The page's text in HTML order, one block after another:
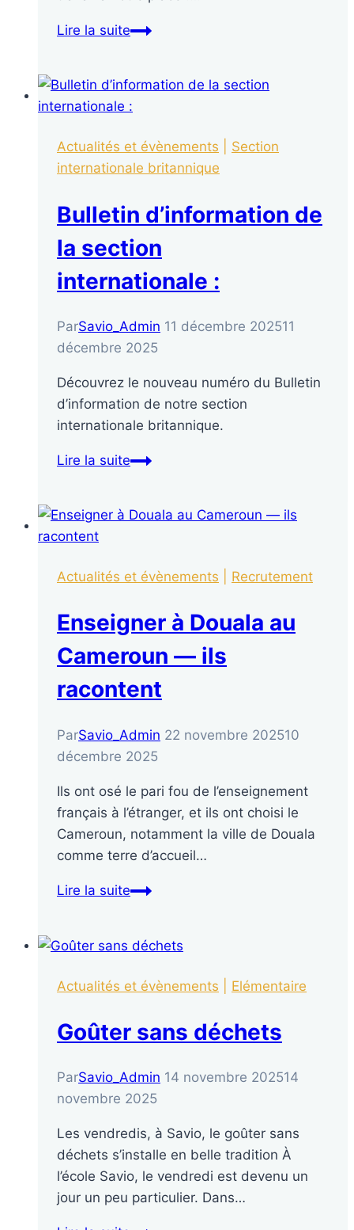
Lire la suite
Actualités et évènements
Section
internationale britannique
Bulletin d’information de
la section
internationale :
ParSavio_Admin 11 décembre 202511
décembre 2025
Découvrez le nouveau numéro du Bulletin
d’information de notre section
internationale britannique.
Lire la suite
Actualités et évènements Recrutement
Enseigner à Douala au
Cameroun — ils
racontent
ParSavio_Admin 22 novembre 202510
décembre 2025
Ils ont osé le pari fou de l’enseignement
français à l’étranger, et ils ont choisi le
Cameroun, notamment la ville de Douala
comme terre d’accueil…
Lire la suite
Actualités et évènements Elémentaire
Goûter sans déchets
ParSavio_Admin 14 novembre 202514
novembre 2025
Les vendredis, à Savio, le goûter sans
déchets s’installe en belle tradition À
l’école Savio, le vendredi est devenu un
jour un peu particulier. Dans…